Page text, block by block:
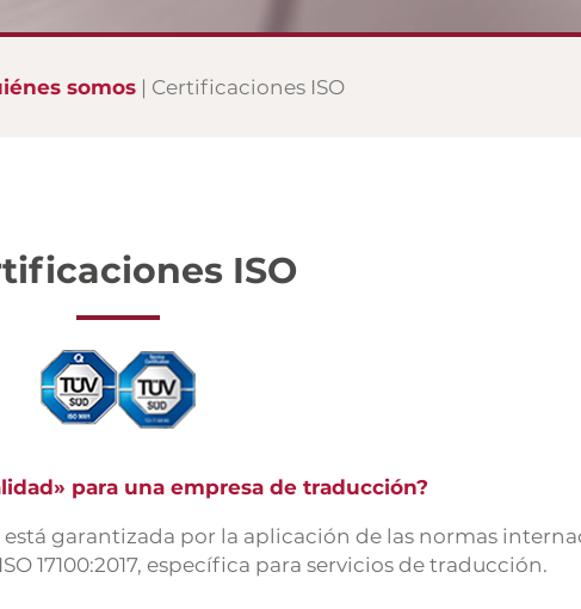
somos Certificaciones ISO
ISO
para una empresa de traducción?
garantizada por la aplicación de las normas
17100:2017, específica para servicios de traducción.